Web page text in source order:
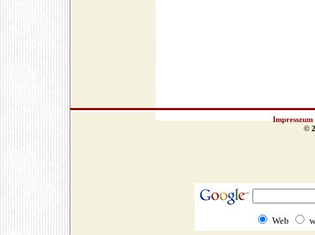
Impresszum
©
Web